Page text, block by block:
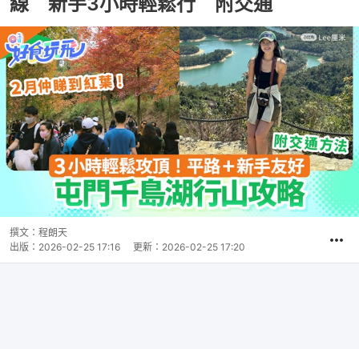
撰文： 程朗天
出版： 2026-02-25 17:16 更新： 2026-02-25 17:20